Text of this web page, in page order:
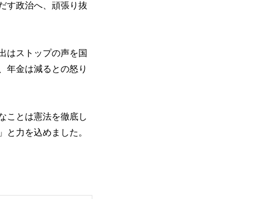
す政治へ、頑張り抜
はストップの声を国
年金は減るとの怒り
ことは憲法を徹底し
力を込めました。